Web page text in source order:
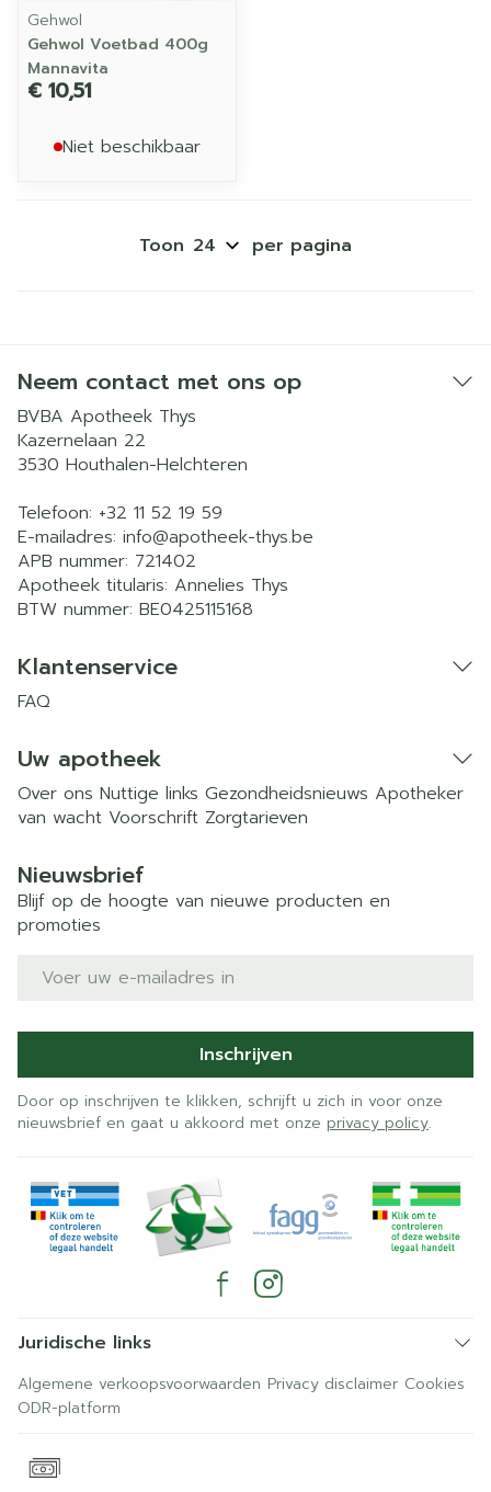
Gehwol
Gehwol Voetbad 400g
Mannavita
€ 10,51
Niet beschikbaar
Toon per pagina
Neem contact met ons op
BVBA Apotheek Thys
Kazernelaan 22
3530 Houthalen-Helchteren
Telefoon: +32 11 52 19 59
E-mailadres: info@apotheek-thys.be
APB nummer: 721402
Apotheek titularis: Annelies Thys
BTW nummer: BE0425115168
Klantenservice
FAQ
Uw apotheek
Over ons Nuttige links Gezondheidsnieuws Apotheker
van wacht Voorschrift Zorgtarieven
Nieuwsbrief
Blijf op de hoogte van nieuwe producten en
promoties
E-mail adres
Inschrijven
Door op inschrijven te klikken, schrijft u zich in voor onze
nieuwsbrief en gaat u akkoord met onze privacy policy.
Juridische links
Algemene verkoopsvoorwaarden Privacy disclaimer Cookies
ODR-platform